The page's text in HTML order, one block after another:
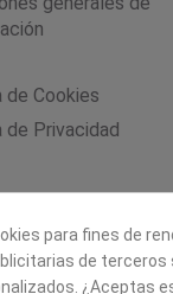
de Cookies
de Privacidad
para fines de
de
¿Aceptas